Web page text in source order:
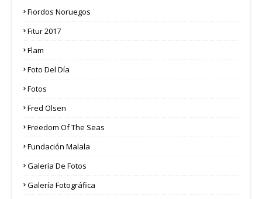
Fiordos Noruegos
Fitur 2017
Flam
Foto Del Día
Fotos
Fred Olsen
Freedom Of The Seas
Fundación Malala
Galería De Fotos
Galería Fotográfica